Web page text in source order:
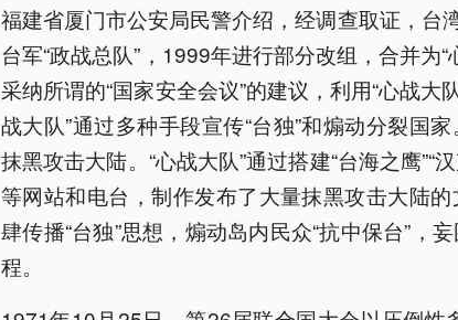
福建省厦门市公安局民警介绍，经调查取证，台
台军“政战总队”，1999年进行部分改组，合并为“
采纳所谓的“国家安全会议”的建议，利用“心战大
战大队”通过多种手段宣传“台独”和煽动分裂国
抹黑攻击大陆。“心战大队”通过搭建“台海之鹰”“
等网站和电台，制作发布了大量抹黑攻击大陆
肆传播“台独”思想，煽动岛内民众“抗中保台”，
程。